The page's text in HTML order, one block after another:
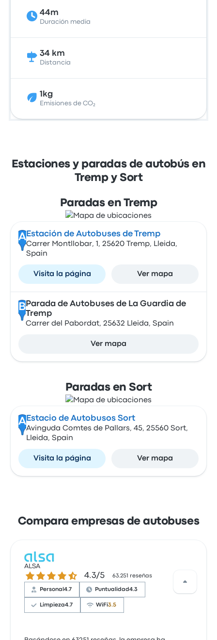
44m
Duración media
34 km
Distancia
1kg
Emisiones de CO₂
Estaciones y paradas de autobús en
Tremp y Sort
Paradas en Tremp
A Estación de Autobuses de Tremp
Carrer Montllobar, 1, 25620 Tremp, Lleida,
Spain
Visita la página Ver mapa
B Parada de Autobuses de La Guardia de
Tremp
Carrer del Pabordat, 25632 Lleida, Spain
Ver mapa
Paradas en Sort
A Estacio de Autobusos Sort
Avinguda Comtes de Pallars, 45, 25560 Sort,
Lleida, Spain
Visita la página Ver mapa
Compara empresas de autobuses
ALSA
4.3 sobre 5 estrellas
4.3/5 63.251 reseñas
Personal4.7 Puntualidad4.3
Limpieza4.7 WiFi3.5